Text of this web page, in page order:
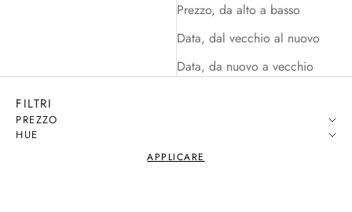
Prezzo, da alto a basso
Data, dal vecchio al nuovo
Data, da nuovo a vecchio
FILTRI
PREZZO
HUE
APPLICARE